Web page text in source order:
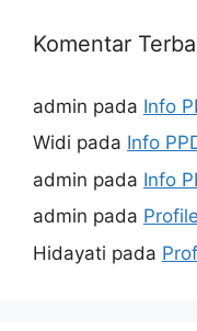
Komentar
admin pada Info
Widi pada Info
admin pada Info
admin pada Profile
Hidayati pada